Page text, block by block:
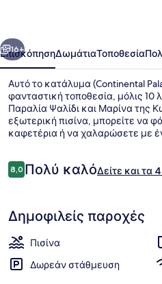
Επόμενο
16+
ΕπισκόπησηΔωμάτιαΤοποθεσία
Αυτό το κατάλυμα (Continental
φανταστική τοποθεσία, μόλις 10
Παραλία Ψαλίδι και Μαρίνα της
εξωτερική πισίνα, μπορείτε να
καφετέρια ή να χαλαρώσετε με
Σχόλια
8,08,0 στα 10
Πολύ καλόΔείτε και τα
Δημοφιλείς παροχές
Πισίνα
Δωρεάν στάθμευση